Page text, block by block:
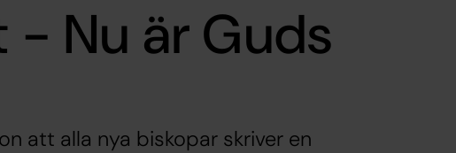
Nu är Guds
att alla nya biskopar skriver en